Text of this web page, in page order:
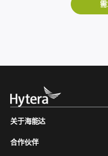
关于海能达
合作伙伴